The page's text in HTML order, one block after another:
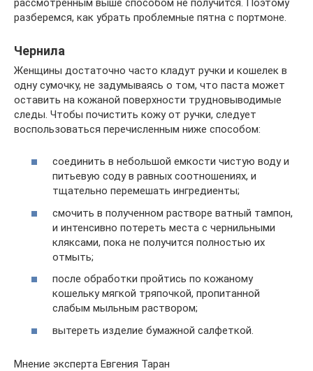
разберемся, как убрать проблемные пятна с портмоне.
Чернила
Женщины достаточно часто кладут ручки и кошелек в
одну сумочку, не задумываясь о том, что паста может
оставить на кожаной поверхности трудновыводимые
следы. Чтобы почистить кожу от ручки, следует
воспользоваться перечисленным ниже способом:
соединить в небольшой емкости чистую воду и
питьевую соду в равных соотношениях, и
тщательно перемешать ингредиенты;
смочить в полученном растворе ватный тампон,
и интенсивно потереть места с чернильными
кляксами, пока не получится полностью их
отмыть;
после обработки пройтись по кожаному
кошельку мягкой тряпочкой, пропитанной
слабым мыльным раствором;
вытереть изделие бумажной салфеткой.
Мнение эксперта Евгения Таран